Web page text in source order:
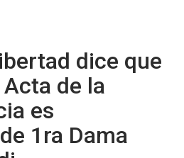
dice que
de la
es
1ra Dama